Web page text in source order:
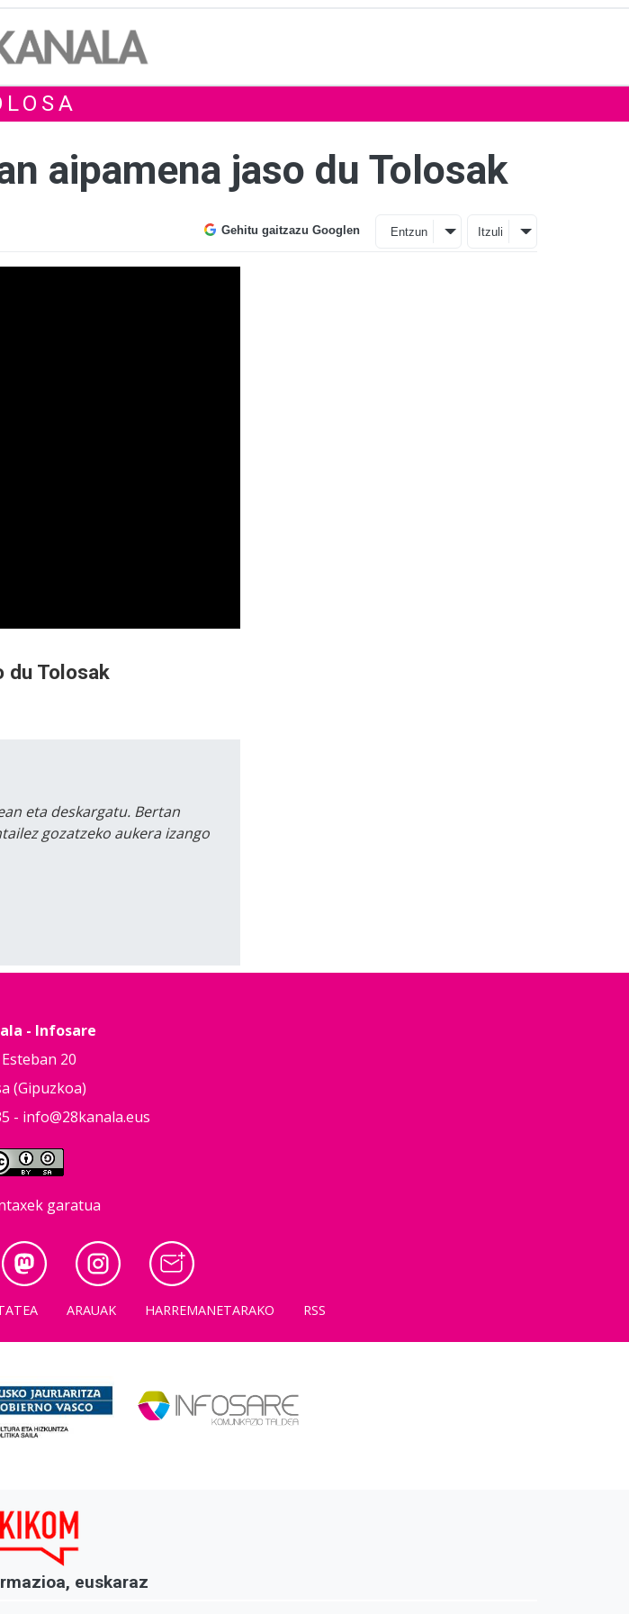
aipamena jaso du Tolosak
Gehitu gaitzazu Googlen Entzun Itzuli
du Tolosak
eta deskargatu. Bertan
gozatzeko aukera izango
- Infosare
20
(Gipuzkoa)
- info@28kanala.eus
garatua
ARAUAK HARREMANETARAKO RSS
euskaraz